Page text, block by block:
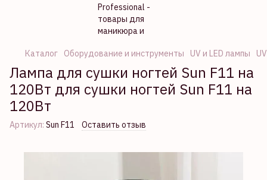
Каталог Оборудование и инструменты UV и LED лампы
Лампа для сушки ногтей Sun F11 на
120Вт для сушки ногтей Sun F11 на
120Вт
Артикул: Sun F11 Оставить отзыв